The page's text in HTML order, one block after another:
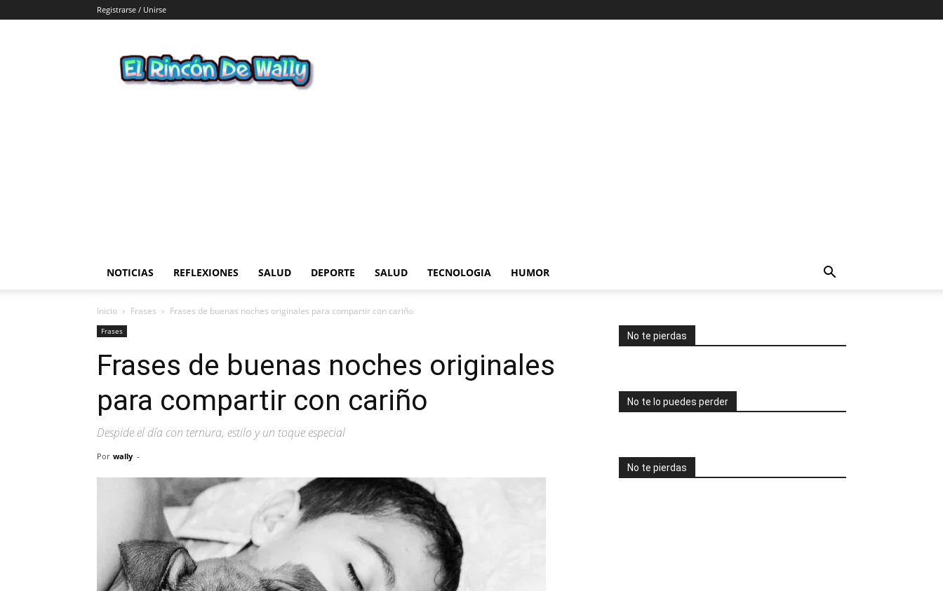
Registrarse / Unirse
Rincon
de
NOTICIAS REFLEXIONES SALUD DEPORTE SALUD TECNOLOGIA HUMOR
Inicio Frases Frases de buenas noches originales para compartir con cariño
Frases
Frases de buenas noches originales
para compartir con cariño
Despide el día con ternura, estilo y un toque especial
Por wally -
No te pierdas
No te lo puedes perder
No te pierdas